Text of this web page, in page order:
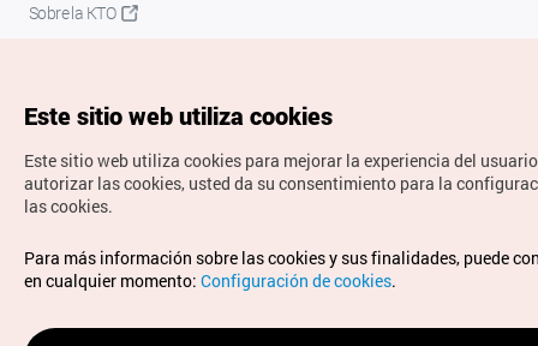
Sobre la KTO
Copyrights © Organización de Turismo de Corea. Todos los
derechos reservados.
Para informes de errores y cuestiones relacionadas con el
sitio web, dirija sus consultas al correoelectrónico oficial:
Este sitio web utiliza cookies
Este sitio web utiliza cookies para mejorar la experiencia del
autorizar las cookies, usted da su consentimiento para la
las cookies.
Para más información sobre las cookies y sus finalidades, puede
en cualquier momento: Configuración de cookies.